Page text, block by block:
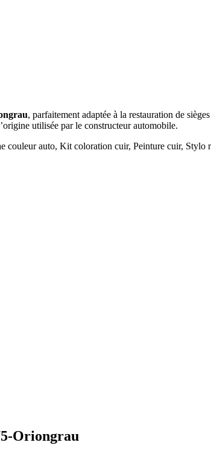
, parfaitement adaptée à la restauration de
utilisée par le constructeur automobile.
couleur auto, Kit coloration cuir, Peinture cuir,
Oriongrau